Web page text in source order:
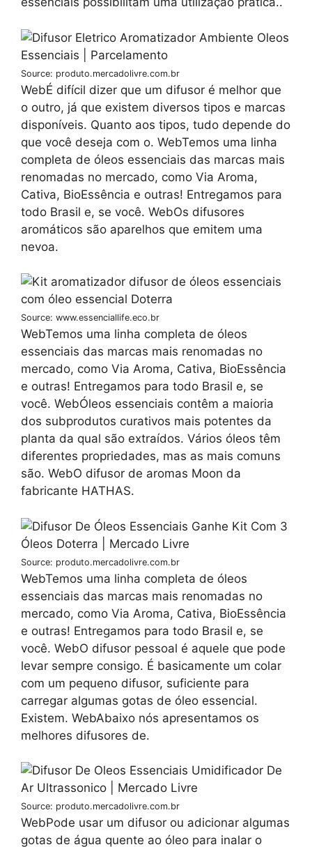
Source: produto.mercadolivre.com.br
WebÉ difícil dizer que um difusor é melhor que
o outro, já que existem diversos tipos e marcas
disponíveis. Quanto aos tipos, tudo depende do
que você deseja com o. WebTemos uma linha
completa de óleos essenciais das marcas mais
renomadas no mercado, como Via Aroma,
Cativa, BioEssência e outras! Entregamos para
todo Brasil e, se você. WebOs difusores
aromáticos são aparelhos que emitem uma
nevoa.
Source: www.essenciallife.eco.br
WebTemos uma linha completa de óleos
essenciais das marcas mais renomadas no
mercado, como Via Aroma, Cativa, BioEssência
e outras! Entregamos para todo Brasil e, se
você. WebÓleos essenciais contêm a maioria
dos subprodutos curativos mais potentes da
planta da qual são extraídos. Vários óleos têm
diferentes propriedades, mas as mais comuns
são. WebO difusor de aromas Moon da
fabricante HATHAS.
Source: produto.mercadolivre.com.br
WebTemos uma linha completa de óleos
essenciais das marcas mais renomadas no
mercado, como Via Aroma, Cativa, BioEssência
e outras! Entregamos para todo Brasil e, se
você. WebO difusor pessoal é aquele que pode
levar sempre consigo. É basicamente um colar
com um pequeno difusor, suficiente para
carregar algumas gotas de óleo essencial.
Existem. WebAbaixo nós apresentamos os
melhores difusores de.
Source: produto.mercadolivre.com.br
WebPode usar um difusor ou adicionar algumas
gotas de água quente ao óleo para inalar o